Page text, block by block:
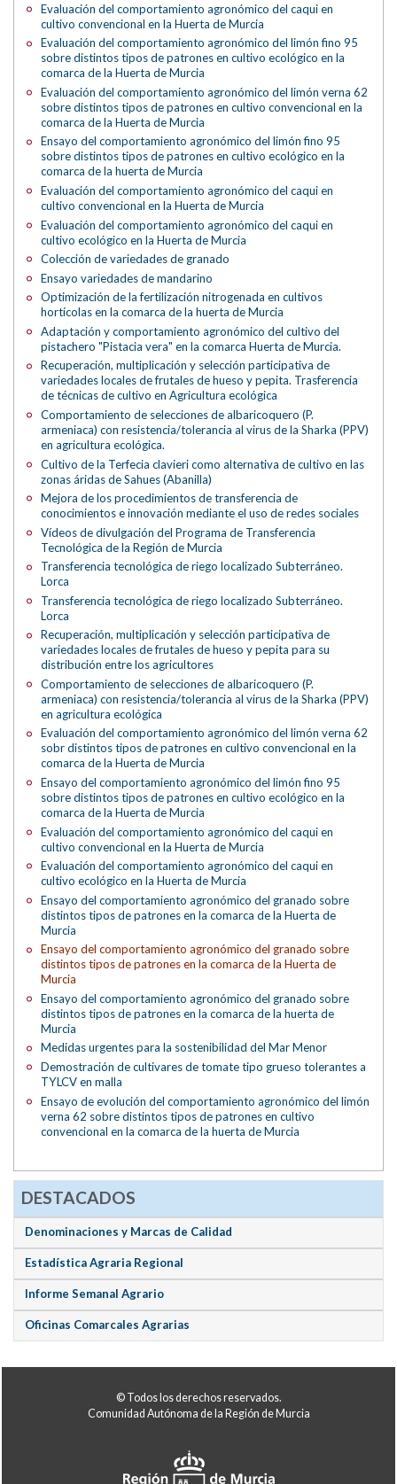
Evaluación del comportamiento agronómico del caqui en
cultivo convencional en la Huerta de Murcia
Evaluación del comportamiento agronómico del limón fino 95
sobre distintos tipos de patrones en cultivo ecológico en la
comarca de la Huerta de Murcia
Evaluación del comportamiento agronómico del limón verna 62
sobre distintos tipos de patrones en cultivo convencional en la
comarca de la Huerta de Murcia
Ensayo del comportamiento agronómico del limón fino 95
sobre distintos tipos de patrones en cultivo ecológico en la
comarca de la huerta de Murcia
Evaluación del comportamiento agronómico del caqui en
cultivo convencional en la Huerta de Murcia
Evaluación del comportamiento agronómico del caqui en
cultivo ecológico en la Huerta de Murcia
Colección de variedades de granado
Ensayo variedades de mandarino
Optimización de la fertilización nitrogenada en cultivos
hortícolas en la comarca de la huerta de Murcia
Adaptación y comportamiento agronómico del cultivo del
pistachero "Pistacia vera" en la comarca Huerta de Murcia.
Recuperación, multiplicación y selección participativa de
variedades locales de frutales de hueso y pepita. Trasferencia
de técnicas de cultivo en Agricultura ecológica
Comportamiento de selecciones de albaricoquero (P.
armeniaca) con resistencia/tolerancia al virus de la Sharka (PPV)
en agricultura ecológica.
Cultivo de la Terfecia clavieri como alternativa de cultivo en las
zonas áridas de Sahues (Abanilla)
Mejora de los procedimientos de transferencia de
conocimientos e innovación mediante el uso de redes sociales
Vídeos de divulgación del Programa de Transferencia
Tecnológica de la Región de Murcia
Transferencia tecnológica de riego localizado Subterráneo.
Lorca
Transferencia tecnológica de riego localizado Subterráneo.
Lorca
Recuperación, multiplicación y selección participativa de
variedades locales de frutales de hueso y pepita para su
distribución entre los agricultores
Comportamiento de selecciones de albaricoquero (P.
armeniaca) con resistencia/tolerancia al virus de la Sharka (PPV)
en agricultura ecológica
Evaluación del comportamiento agronómico del limón verna 62
sobr distintos tipos de patrones en cultivo convencional en la
comarca de la Huerta de Murcia
Ensayo del comportamiento agronómico del limón fino 95
sobre distintos tipos de patrones en cultivo ecológico en la
comarca de la Huerta de Murcia
Evaluación del comportamiento agronómico del caqui en
cultivo convencional en la Huerta de Murcia
Evaluación del comportamiento agronómico del caqui en
cultivo ecológico en la Huerta de Murcia
Ensayo del comportamiento agronómico del granado sobre
distintos tipos de patrones en la comarca de la Huerta de
Murcia
Ensayo del comportamiento agronómico del granado sobre
distintos tipos de patrones en la comarca de la Huerta de
Murcia
Ensayo del comportamiento agronómico del granado sobre
distintos tipos de patrones en la comarca de la huerta de
Murcia
Medidas urgentes para la sostenibilidad del Mar Menor
Demostración de cultivares de tomate tipo grueso tolerantes a
TYLCV en malla
Ensayo de evolución del comportamiento agronómico del limón
verna 62 sobre distintos tipos de patrones en cultivo
convencional en la comarca de la huerta de Murcia
DESTACADOS
Denominaciones y Marcas de Calidad
Estadística Agraria Regional
Informe Semanal Agrario
Oficinas Comarcales Agrarias
© Todos los derechos reservados.
Comunidad Autónoma de la Región de Murcia